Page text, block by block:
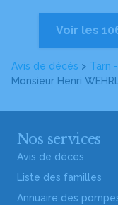
Avis de décès > Tarn
Monsieur Henri
Voir les
Nos services
Avis de décès
Liste des familles
Annuaire des